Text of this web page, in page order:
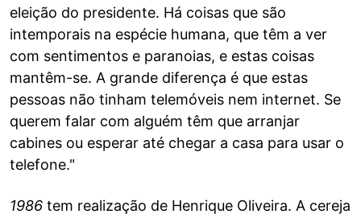
eleição do presidente. Há coisas que são
intemporais na espécie humana, que têm a ver
com sentimentos e paranoias, e estas coisas
mantêm-se. A grande diferença é que estas
pessoas não tinham telemóveis nem internet. Se
querem falar com alguém têm que arranjar
cabines ou esperar até chegar a casa para usar o
telefone."
1986 tem realização de Henrique Oliveira. A cereja